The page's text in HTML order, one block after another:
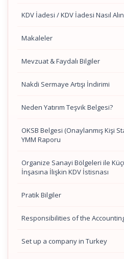
KDV İadesi / KDV İadesi Nasıl
Makaleler
Mevzuat & Faydalı Bilgiler
Nakdi Sermaye Artışı İndirimi
Neden Yatırım Teşvik Belgesi?
OKSB Belgesi (Onaylanmış Kişi
YMM Raporu
Organize Sanayi Bölgeleri ile
İnşasına İlişkin KDV İstisnası
Pratik Bilgiler
Responsibilities of the
Set up a company in Turkey